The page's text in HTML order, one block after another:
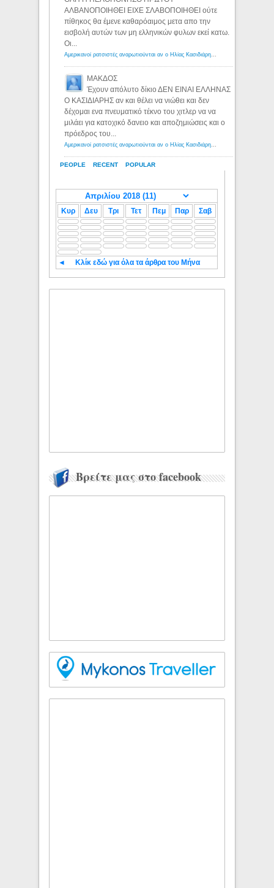
PEOPLE RECENT POPULAR
ΑΛΒΑΝΟΠΟΙΗΘΕΙ ΕΙΧΕ ΣΛΑΒΟΠΟΙΗΘΕΙ ούτε
πίθηκος θα έμενε καθαρόαιμος μετα απο την
εισβολή αυτών των μη ελληνικών φυλων εκεί κατω.
Οι...
ΜΑΚΔΟΣ
Έχουν απόλυτο δίκιο ΔΕΝ ΕΙΝΑΙ ΕΛΛΗΝΑΣ
Ο ΚΑΣΙΔΙΑΡΗΣ αν και θέλει να νιώθει και δεν
δέχομαι ενα πνευματικό τέκνο του χιτλερ να να
μιλάει για κατοχικό δανειο και αποζημιώσεις και ο
πρόεδρος του...
Κυρ Δευ Τρι Τετ Πεμ Παρ Σαβ
◄ Κλίκ εδώ για όλα τα άρθρα του Μήνα
Βρείτε μας στο facebook